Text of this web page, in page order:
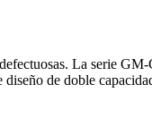
La serie
de doble